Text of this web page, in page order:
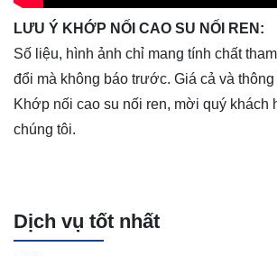
LƯU Ý KHỚP NỐI CAO SU NỐI REN:
Số liệu, hình ảnh chỉ mang tính chất
đổi mà không báo trước. Giá cả và
Khớp nối cao su nối ren, mời quý khách
chúng tôi.
Dịch vụ tốt nhất